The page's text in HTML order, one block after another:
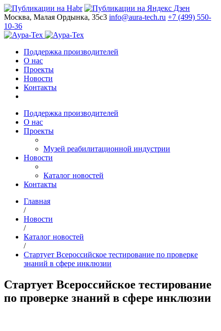
Москва, Малая Ордынка, 35с3 info@aura-tech.ru +7 (499) 550-
10-36
Поддержка производителей
О нас
Проекты
Новости
Контакты
Поддержка производителей
О нас
Проекты
Музей реабилитационной индустрии
Новости
Каталог новостей
Контакты
Главная
/
Новости
/
Каталог новостей
/
Стартует Всероссийское тестирование по проверке
знаний в сфере инклюзии
Стартует Всероссийское тестирование
по проверке знаний в сфере инклюзии